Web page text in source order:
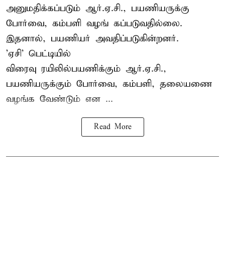
அனுமதிக்கப்படும் ஆர்.ஏ.சி., பயணியருக்கு
போர்வை, கம்பளி வழங் கப்படுவதில்லை.
இதனால், பயணியர் அவதிப்படுகின்றனர்.
'ஏசி' பெட்டியில்
விரைவு ரயிலில்பயணிக்கும் ஆர்.ஏ.சி.,
பயணியருக்கும் போர்வை, கம்பளி, தலையணை
வழங்க வேண்டும் என ...
Read More